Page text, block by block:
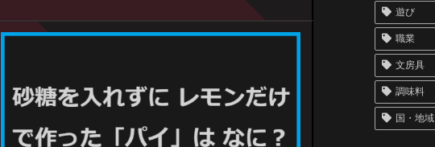
遊び
職業
文房具
調味料
国・地域